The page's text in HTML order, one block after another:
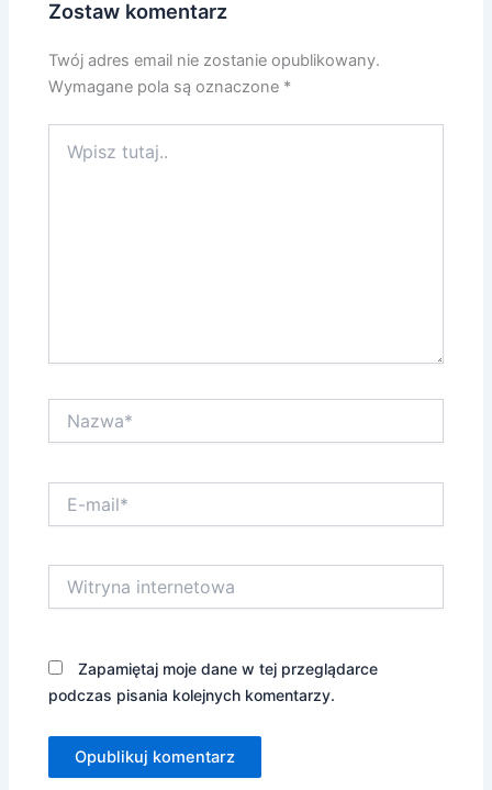
Zostaw komentarz
Twój adres email nie zostanie opublikowany.
Wymagane pola są oznaczone *
tutaj..
mail*
internetowa
Zapamiętaj moje dane w tej przeglądarce
podczas pisania kolejnych komentarzy.